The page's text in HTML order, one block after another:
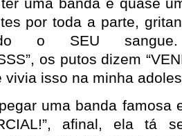
uma banda é quase
por toda a parte,
o SEU
os putos dizem
vivia isso na minha
uma banda famosa
afinal, ela tá